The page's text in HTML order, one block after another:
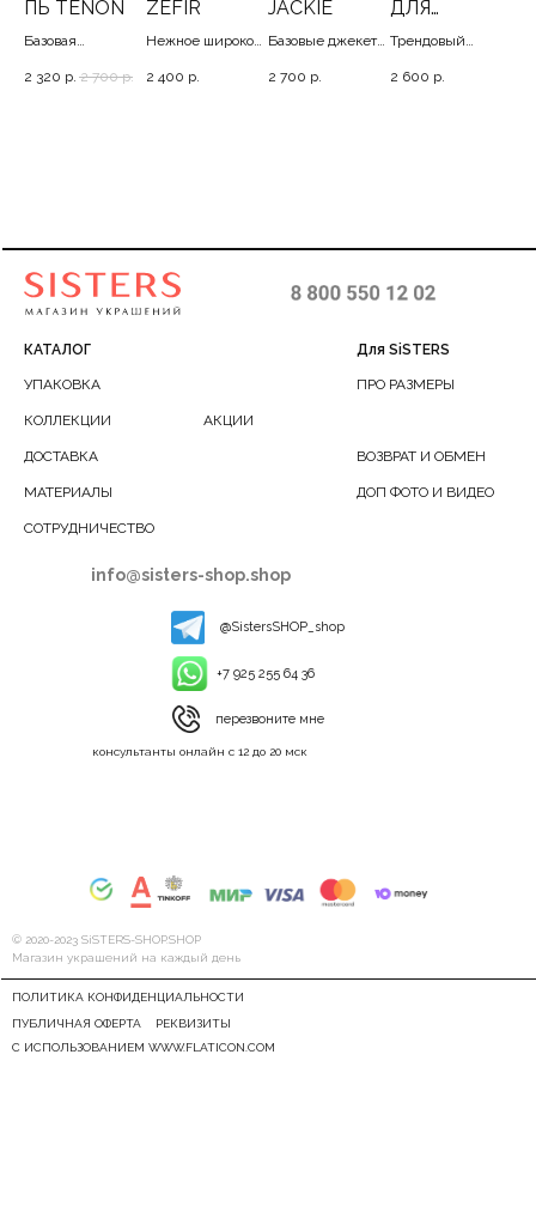
ПЬ TENON
Базовая
оборота, 38/45+6
2 320 р. 2 700 р.
ZEFIR
Нежное широкое
2 400 р.
JACKIE
Базовые джекеты
2
2 700 р.
ДЛЯ
ХВОСТА
Трендовый
волос, casual
2 600 р.
© 2020-2023 SiSTERS-SHOP.SHOP
Магазин украшений на каждый день
КАТАЛОГ Для SiSTERS
info@sisters-shop.shop
УПАКОВКА
ДОСТАВКА
КОЛЛЕКЦИИ
ПРО РАЗМЕРЫ
АКЦИИ
РЕКВИЗИТЫ
ПОЛИТИКА КОНФИДЕНЦИАЛЬНОСТИ
ПУБЛИЧНАЯ ОФЕРТА
ВОЗВРАТ И ОБМЕН
ДОП ФОТО И ВИДЕО
консультанты онлайн с 12 до 20 мск
@SistersSHOP_shop
+7 925 255 64 36
перезвоните мне
МАТЕРИАЛЫ
С ИСПОЛЬЗОВАНИЕМ WWW.FLATICON.COM
СОТРУДНИЧЕСТВО